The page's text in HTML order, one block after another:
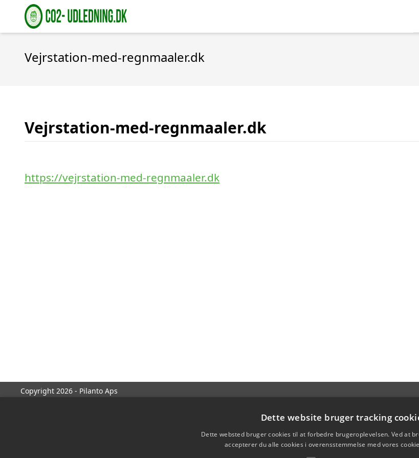
Vejrstation-med-regnmaaler.dk
Vejrstation-med-regnmaaler.dk
https://vejrstation-med-regnmaaler.dk
Copyright 2026 - Pilanto Aps
Dette website bruger tracking
Dette websted bruger cookies til at forbedre brugeroplevelsen. Ved at
accepterer du alle cookies i overensstemmelse med vores